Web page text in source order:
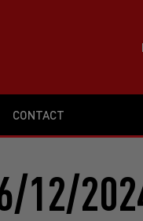
CONTACT
12/